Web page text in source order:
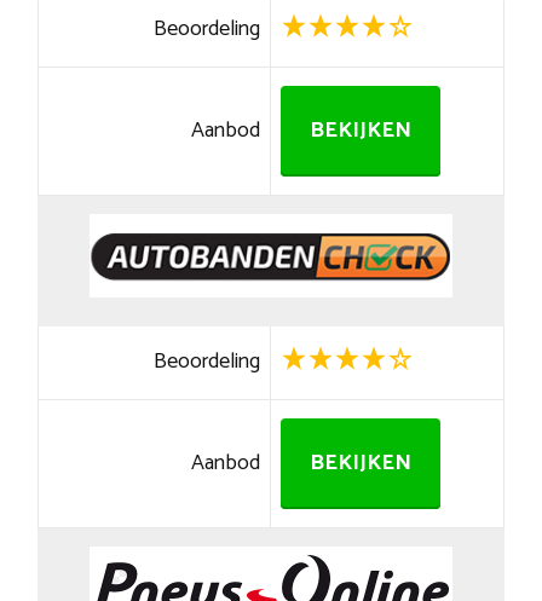
Beoordeling
Aanbod BEKIJKEN
Beoordeling
Aanbod BEKIJKEN